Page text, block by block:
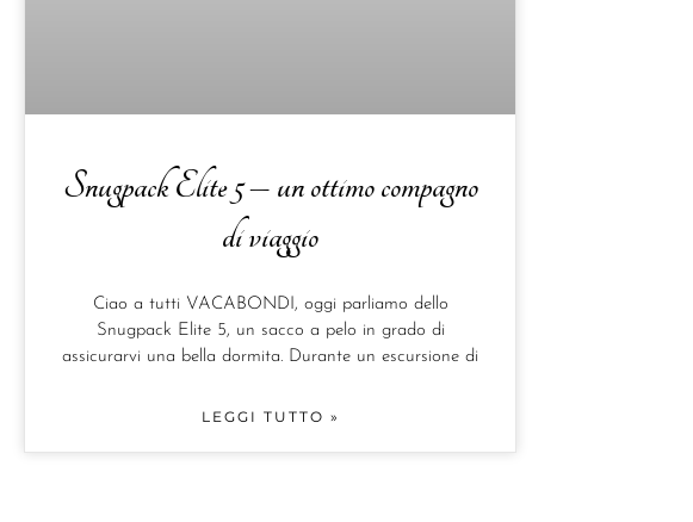
Snugpack Elite 5 – un ottimo compagno
di viaggio
Ciao a tutti VACABONDI, oggi parliamo dello
Snugpack Elite 5, un sacco a pelo in grado di
assicurarvi una bella dormita. Durante un escursione di
LEGGI TUTTO »